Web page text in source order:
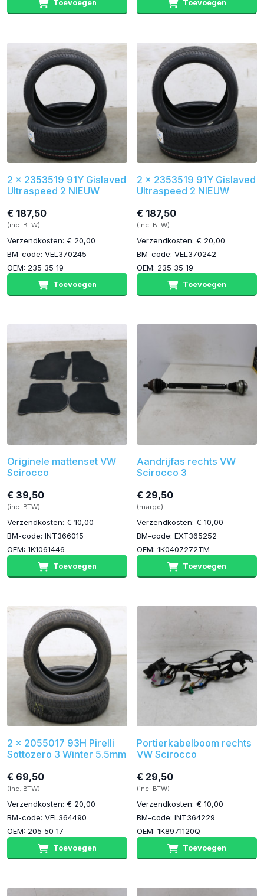
Toevoegen Toevoegen
2 x 2353519 91Y Gislaved
Ultraspeed 2 NIEUW
€ 187,50
(inc. BTW)
Verzendkosten: € 20,00
BM-code: VEL370245
OEM: 235 35 19
Toevoegen
2 x 2353519 91Y Gislaved
Ultraspeed 2 NIEUW
€ 187,50
(inc. BTW)
Verzendkosten: € 20,00
BM-code: VEL370242
OEM: 235 35 19
Toevoegen
Originele mattenset VW
Scirocco
€ 39,50
(inc. BTW)
Verzendkosten: € 10,00
BM-code: INT366015
OEM: 1K1061446
Toevoegen
Aandrijfas rechts VW
Scirocco 3
€ 29,50
(marge)
Verzendkosten: € 10,00
BM-code: EXT365252
OEM: 1K0407272TM
Toevoegen
2 x 2055017 93H Pirelli
Sottozero 3 Winter 5.5mm
€ 69,50
(inc. BTW)
Verzendkosten: € 20,00
BM-code: VEL364490
OEM: 205 50 17
Toevoegen
Portierkabelboom rechts
VW Scirocco
€ 29,50
(inc. BTW)
Verzendkosten: € 10,00
BM-code: INT364229
OEM: 1K8971120Q
Toevoegen